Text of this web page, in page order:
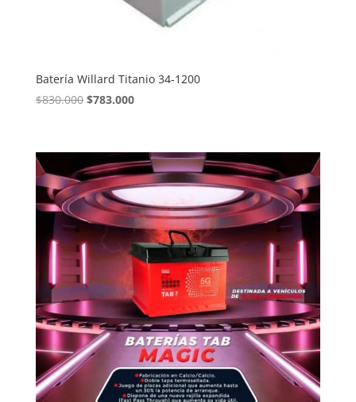
Batería Willard Titanio 34-1200
$830.000 El
era:
$830.000.
$783.000El
es:
$783.000.